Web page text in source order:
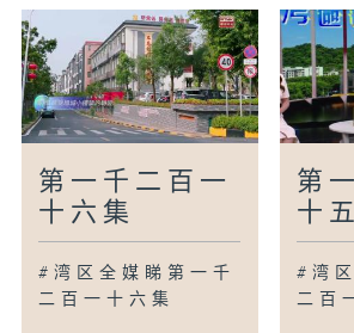
第一千二百一
十六集
#湾区全媒睇第一千
二百一十六集
第
十
#湾
二百